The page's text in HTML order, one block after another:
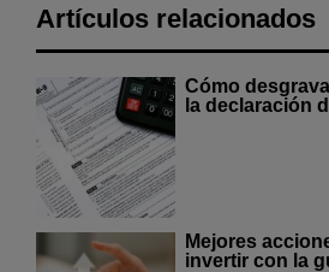
Artículos relacionados
Cómo
la declaración
Mejores
invertir con la